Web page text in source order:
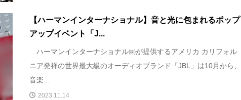
【ハーマンインターナショナル】音と光に包まれるポップ
アップイベント「J...
ハーマンインターナショナル㈱が提供するアメリカ カリフォル
ニア発祥の世界最大級のオーディオブランド「JBL」は10月から、
音楽...
2023.11.14